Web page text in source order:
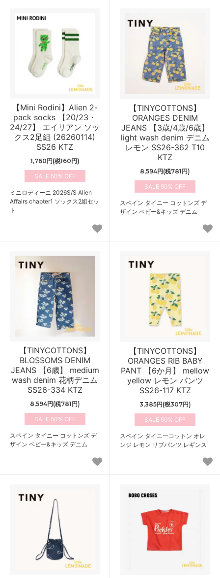
【Mini Rodini】Alien 2-
pack socks 【20/23・
24/27】 エイリアン ソッ
クス2足組 (26260114)
SS26 KTZ
1,760円(税160円)
50%
ミニロディーニ 2026S/S Alien
Affairs chapter1 ソックス2組セッ
ト
【TINYCOTTONS】
ORANGES DENIM
JEANS 【3歳/4歳/6歳】
light wash denim デニム
レモン SS26-362 T10
KTZ
8,594円(税781円)
50%
スペイン タイニー コットンズ デ
ザイン ベビー&キッズ デニム
【TINYCOTTONS】
BLOSSOMS DENIM
JEANS 【6歳】 medium
wash denim 花柄デニム
SS26-334 KTZ
8,594円(税781円)
50%
スペイン タイニー コットンズ デ
ザイン ベビー&キッズ デニム
【TINYCOTTONS】
ORANGES RIB BABY
PANT 【6か月】 mellow
yellow レモン パンツ
SS26-117 KTZ
3,385円(税307円)
50%
スペイン タイニーコットン オレ
ンジ レモン リブパンツ レギンス